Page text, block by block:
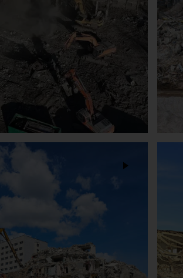
Cementowni Nowa
W Krakowie
i rozbiórki